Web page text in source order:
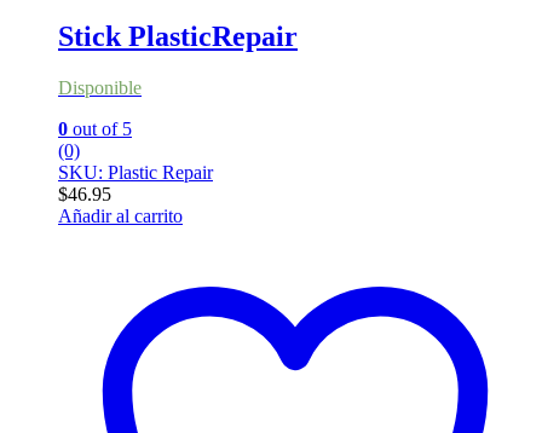
Stick PlasticRepair
Disponible
0 out of 5
(0)
SKU: Plastic Repair
$46.95
Añadir al carrito